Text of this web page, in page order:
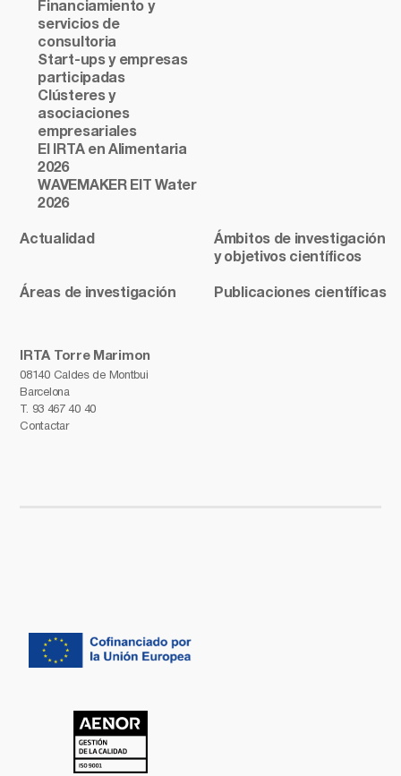
IRTA Torre Marimon
08140 Caldes de Montbui
Barcelona
T. 93 467 40 40
Contactar
Financiamiento y
servicios de
consultoria
Start-ups y empresas
participadas
Clústeres y
asociaciones
empresariales
El IRTA en Alimentaria
2026
WAVEMAKER EIT Water
2026
Actualidad
Ámbitos de investigación
y objetivos científicos
Áreas de investigación Publicaciones científicas